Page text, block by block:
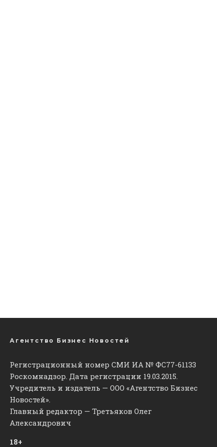
Агентство Бизнес Новостей
Регистрационный номер СМИ ИА № ФС77-61133
Роскомнадзор. Дата регистрации 19.03.2015.
Учредитель и издатель — ООО «Агентство Бизнес
Новостей».
Главный редактор — Третьяков Олег
Александрович
18+